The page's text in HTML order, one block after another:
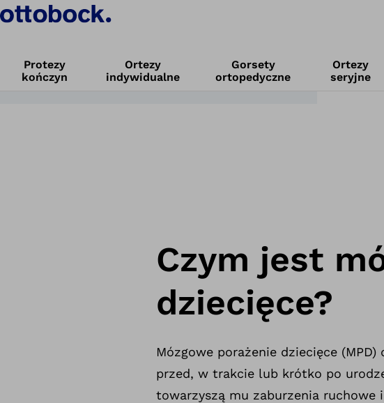
Protezy
kończyn
Ortezy
indywidualne
Gorsety
ortopedyczne
Ortezy
seryjne
dziecięce
Czym jest
dziecięce?
Mózgowe porażenie dziecięce
przed, w trakcie lub krótko po
towarzyszą mu zaburzenia